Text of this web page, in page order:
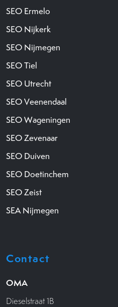
SEO Ermelo
SEO Nijkerk
SEO Nijmegen
SEO Tiel
SEO Utrecht
SEO Veenendaal
SEO Wageningen
SEO Zevenaar
SEO Duiven
SEO Doetinchem
SEO Zeist
SEA Nijmegen
Contact
OMA
Dieselstraat 1B